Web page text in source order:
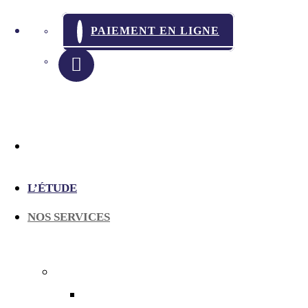
PAIEMENT EN LIGNE
L’ÉTUDE
NOS SERVICES